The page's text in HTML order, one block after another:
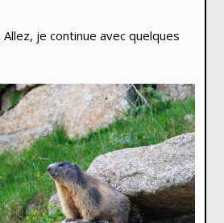
je continue avec quelques